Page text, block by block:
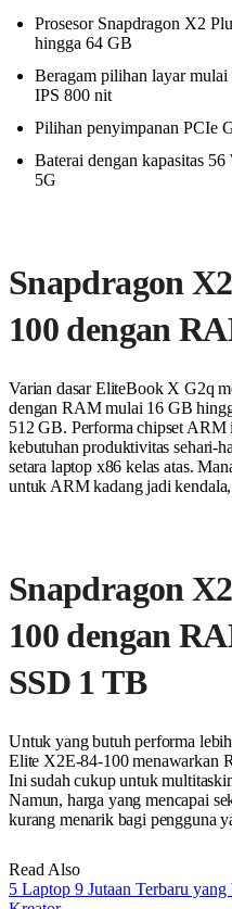
Prosesor Snapdragon X2
hingga 64 GB
Beragam pilihan layar
IPS 800 nit
Pilihan penyimpanan PCIe
Baterai dengan kapasitas
5G
Snapdragon
100 dengan
Varian dasar EliteBook X G2q
dengan RAM mulai 16 GB
512 GB. Performa chipset ARM
kebutuhan produktivitas sehari-
setara laptop x86 kelas atas.
untuk ARM kadang jadi
Snapdragon
100 dengan
SSD 1 TB
Untuk yang butuh performa
Elite X2E-84-100 menawarkan
Ini sudah cukup untuk
Namun, harga yang mencapai
kurang menarik bagi pengguna
Read Also
5 Laptop 9 Jutaan Terbaru